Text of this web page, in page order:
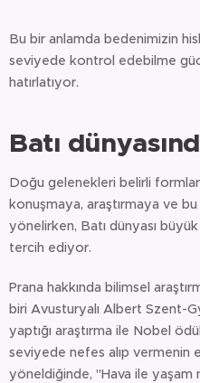
Bu bir anlamda bedenimizin
seviyede kontrol edebilme
hatırlatıyor.
Batı
Doğu gelenekleri belirli
konuşmaya, araştırmaya ve
yönelirken, Batı dünyası
tercih ediyor.
Prana hakkında bilimsel
biri Avusturyalı Albert Szent-
yaptığı araştırma ile Nobel
seviyede nefes alıp vermenin
yöneldiğinde, "Hava ile yaşam